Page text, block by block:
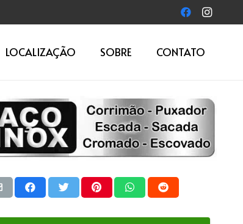
LOCALIZAÇÃO SOBRE CONTATO